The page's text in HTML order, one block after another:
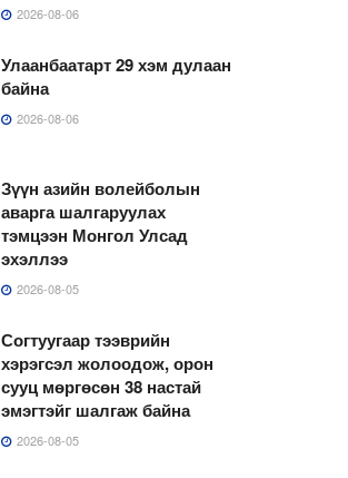
2026-08-06
Улаанбаатарт 29 хэм дулаан
байна
2026-08-06
Зүүн азийн волейболын
аварга шалгаруулах
тэмцээн Монгол Улсад
эхэллээ
2026-08-05
Согтуугаар тээврийн
хэрэгсэл жолоодож, орон
сууц мөргөсөн 38 настай
эмэгтэйг шалгаж байна
2026-08-05